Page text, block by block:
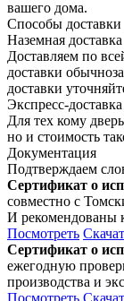
вашего дома.
Способы доставки
Наземная доставка
Доставляем по
доставки
доставки
Экспресс-
Для тех кому
но и стоимость
Документация
Подтверждаем
Сертификат о
совместно с
И рекомендованы
Посмотреть
Сертификат о
ежегодную
производства и
Посмотреть